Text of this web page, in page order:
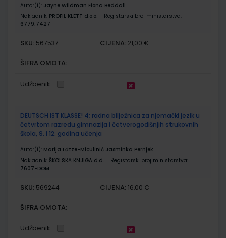
Autor(i): Jayne Wildman Fiona Beddall
Nakladnik: PROFIL KLETT d.o.o.
Registarski broj ministarstva:
6779;7427
SKU: 567537 CIJENA: 21,00 €
ŠIFRA OMOTA:
Udžbenik
DEUTSCH IST KLASSE! 4; radna bilježnica za njemački jezik u
četvrtom razredu gimnazija i četverogodišnjih strukovnih
škola, 9. i 12. godina učenja
Autor(i): Marija Lđtze-Miculinić Jasminka Pernjek
Nakladnik: ŠKOLSKA KNJIGA d.d.
Registarski broj ministarstva:
7607-DOM
SKU: 569244 CIJENA: 16,00 €
ŠIFRA OMOTA:
Udžbenik